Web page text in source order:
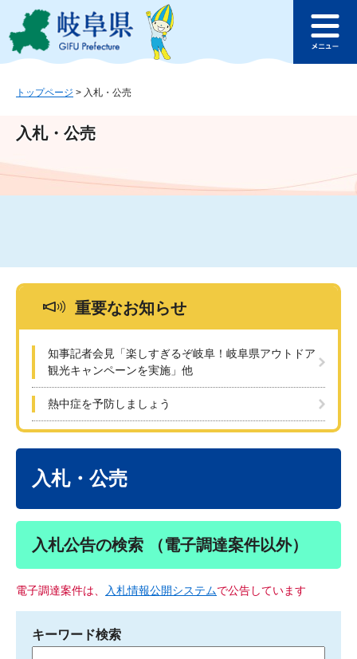
ジ
ュ
文
このページの本文へ
ュ
トップページ > 入札・公売
入札・公売
重要なお知らせ
知事記者会見「楽しすぎるぞ岐阜！岐阜県アウトドア
観光キャンペーンを実施」他
熱中症を予防しましょう
入札・公売
入札公告の検索 （電子調達案件以外）
電子調達案件は、 入札情報公開システムで公告しています
キーワード検索